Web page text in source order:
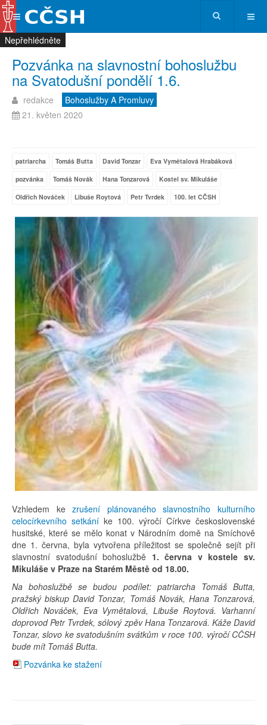
Pozvánka na slavnostní bohoslužbu
na Svatodušní pondělí 1.6.
redakce
Bohoslužby A Promluvy
21. květen 2020
patriarcha Tomáš Butta David Tonzar
Eva Vymětalová Hrabáková
pozvánka
Tomáš Novák Hana Tonzarová
Kostel sv. Mikuláše
Oldřich Nováček
Libuše Roytová Petr Tvrdek 100. let CČSH
Vzhledem kezrušení plánovaného slavnostního kulturního
celocírkevního setkání ke 100. výročí Církve československé
husitské, které se mělo konat v Národním domě na Smíchově
dne 1. června, byla vytvořena příležitost se společně sejít při
slavnostní svatodušní bohoslužbě 1. června v kostele sv.
Mikuláše v Praze na Starém Městě od 18.00.
Na bohoslužbě se budou podílet: patriarcha Tomáš Butta,
pražský biskup David Tonzar, Tomáš Novák, Hana Tonzarová,
Oldřich Nováček, Eva Vymětalová, Libuše Roytová. Varhanní
doprovod Petr Tvrdek, sólový zpěv Hana Tonzarová. Káže David
Tonzar, slovo ke svatodušním svátkům v roce 100. výročí CČSH
bude mít Tomáš Butta.
Pozvánka ke stažení
Nepřehlédněte
Nepřehlédněte
Nepřehlédněte
Nepřehlédněte